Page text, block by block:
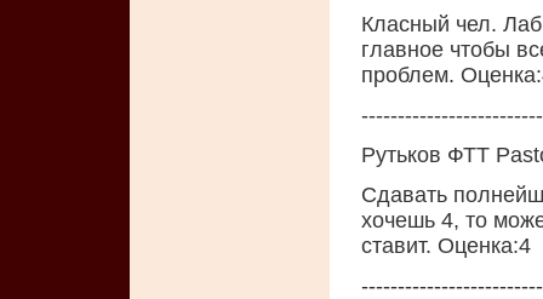
Класный чел.
главное чтобы
проблем.
Рутьков ФТТ
Сдавать
хочешь 4, то
ставит. Oценка:4